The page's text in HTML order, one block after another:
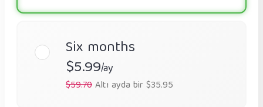
Six months
$5.99/ay
$59.70Altı ayda bir $35.95